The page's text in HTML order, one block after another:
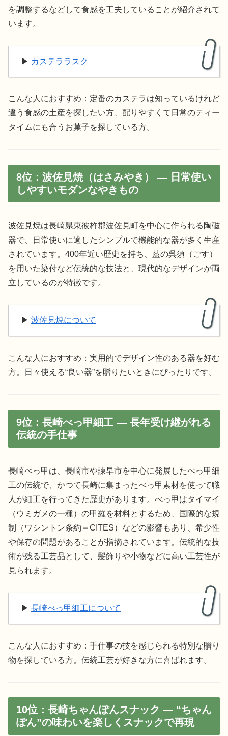
を調整するなどして食感を工夫していることが紹介されて
います。
▶︎ カステララスク
こんな人におすすめ：定番のカステラは知っているけれど
違う食感の土産を探したい方、配りやすくて日常のティー
タイムにも合うお菓子を探している方。
8位：波佐見焼（はさみやき） — 日常使い
しやすいモダンなやきもの
波佐見焼は長崎県東彼杵郡波佐見町を中心に作られる陶磁
器で、日常使いに適したシンプルで機能的な器が多く生産
されています。400年近い歴史を持ち、藍の呉須（ごす）
を用いた染付など伝統的な技法と、現代的なデザインが両
立しているのが特徴です。
▶︎ 波佐見焼について
こんな人におすすめ：実用的でデザイン性のある器を好む
方。日々使える“良い器”を贈りたいときにぴったりです。
9位：長崎べっ甲細工 — 長年受け継がれる
伝統の手仕事
長崎べっ甲は、長崎市や諫早市を中心に発展したべっ甲細
工の伝統で、かつて長崎に集まったべっ甲素材を使って職
人が細工を行ってきた歴史があります。べっ甲はタイマイ
（ウミガメの一種）の甲羅を材料とするため、国際的な規
制（ワシントン条約＝CITES）などの影響もあり、希少性
や保存の問題があることが指摘されています。伝統的な技
術が残る工芸品として、髪飾りや小物などに高い工芸性が
見られます。
▶︎ 長崎べっ甲細工について
こんな人におすすめ：手仕事の技を感じられる特別な贈り
物を探している方。伝統工芸が好きな方に喜ばれます。
10位：長崎ちゃんぽんスナック — “ちゃん
ぽん”の味わいを楽しくスナックで再現